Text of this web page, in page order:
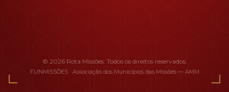
© 2026 Rota Missões. Todos os direitos reservados.
FUNMISSÕES · Associação dos Municípios das Missões — AMM